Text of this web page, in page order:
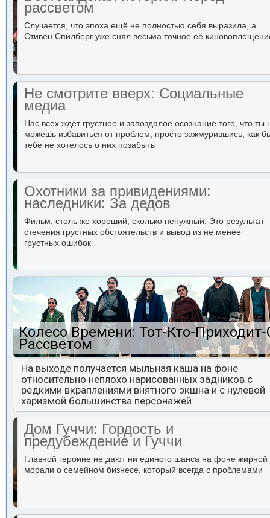
рассветом
Случается, что эпоха ещё не полностью себя выразила, а
Стивен Спилберг уже снял весьма точное её
Не смотрите вверх: Социальные
медиа
Нас всех ждёт грустное и запоздалое осознание того, что ты
можешь избавиться от проблем, просто зажмурившись, как
тебе не хотелось о них позабыть
Охотники за привидениями:
наследники: За дедов
Фильм, столь же хороший, сколько ненужный. Это результат
стечения грустных обстоятельств и вывод из не менее
грустных ошибок
Колесо Времени: Тот-Кто-
Рассветом
На выходе получается мыльная каша на фоне
относительно неплохо нарисованных задников с
редкими вкраплениями внятного экшна и с нулевой
харизмой большинства персонажей
Дом Гуччи: Гордость и
предубеждение и Гуччи
Главной героине не дают ни единого шанса на фоне жирной
морали о семейном бизнесе, который всегда с проблемами